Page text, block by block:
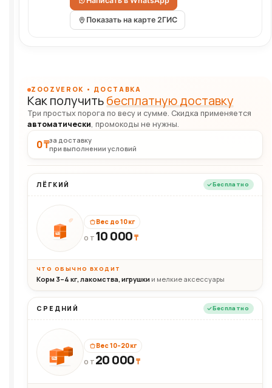
Показать на карте 2ГИС
ZOOZVEROK • ДОСТАВКА
Как получитьбесплатную доставку
Три простых порога по весу и сумме. Скидка применяется
автоматически, промокоды не нужны.
0 ₸за доставку
при выполнении условий
ЛЁГКИЙ Бесплатно
10кг
Вес до 10 кг
ОТ 10 000₸
ЧТО ОБЫЧНО ВХОДИТ
Корм 3–4 кг, лакомства, игрушки и мелкие аксессуары
СРЕДНИЙ Бесплатно
20кг
Вес 10–20 кг
ОТ 20 000₸